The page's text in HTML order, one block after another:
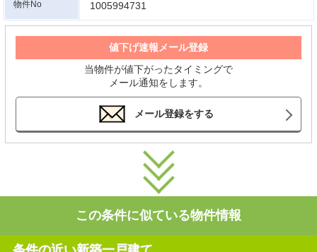
物件No 1005994731
値下げ速報メール登録
当物件が値下がったタイミングで
メール通知をします。
メール登録をする
この条件に似ている物件情報